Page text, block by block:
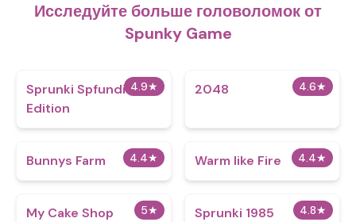
Исследуйте больше головоломок от
Spunky Game
4.9★
Sprunki Spfundi Fans
Edition
4.6★
2048
4.4★
Bunnys Farm 4.4★
Warm like Fire
5★
My Cake Shop 4.8★
Sprunki 1985